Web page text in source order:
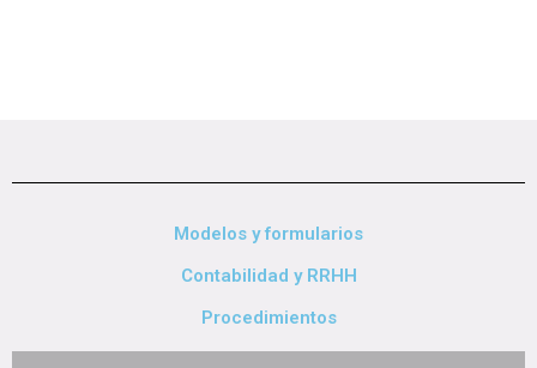
Modelos y formularios
Contabilidad y RRHH
Procedimientos